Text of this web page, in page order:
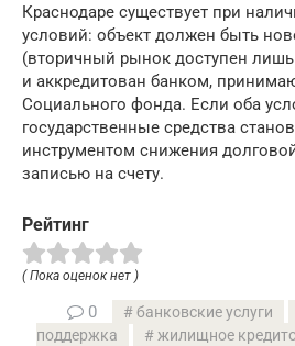
Краснодаре существует при
условий: объект должен быть
(вторичный рынок доступен
и аккредитован банком,
Социального фонда. Если оба
государственные средства
инструментом снижения
записью на счету.
Рейтинг
( Пока оценок нет )
0 банковские услуги
поддержка
жилищное